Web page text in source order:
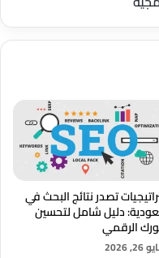
تصدر نتائج البحث في
دليل شامل لتحسين
الرقمي
2026